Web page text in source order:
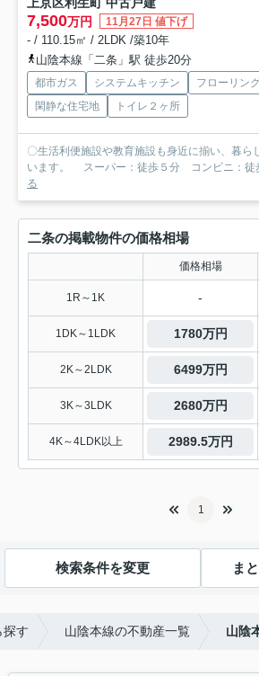
7,500万円 11月27日 値下げ
- / 110.15㎡ / 2LDK /築10年
山陰本線「二条」駅 徒歩20分
都市ガス システムキッチン フローリン
閑静な住宅地
トイレ２ヶ所
〇生活利便施設や教育施設も身近に揃い、暮ら
います。 スーパー：徒歩５分 コンビニ：
る
二条の掲載物件の価格相場
価格相場
1R～1K -
1DK～1LDK 1780万円
2K～2LDK 6499万円
3K～3LDK 2680万円
4K～4LDK以上 2989.5万円
1
検索条件を変更 ま
探す 山陰本線の不動産一覧 山陰